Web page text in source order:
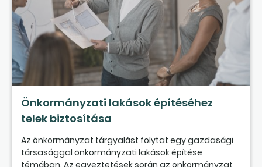
Önkormányzati lakások építéséhez
telek biztosítása
Az önkormányzat tárgyalást folytat egy gazdasági
társasággal önkormányzati lakások építése